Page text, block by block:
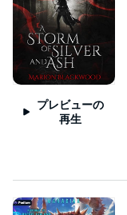
プレビューの
再生